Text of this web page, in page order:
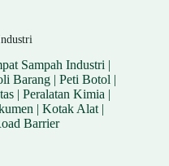
Sampah Industri |
Barang |Peti Botol |
| Peralatan Kimia |
| Kotak Alat|
Barrier